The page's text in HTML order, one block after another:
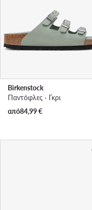
Birkenstock
Παντόφλες · Γκρι
από84,99€